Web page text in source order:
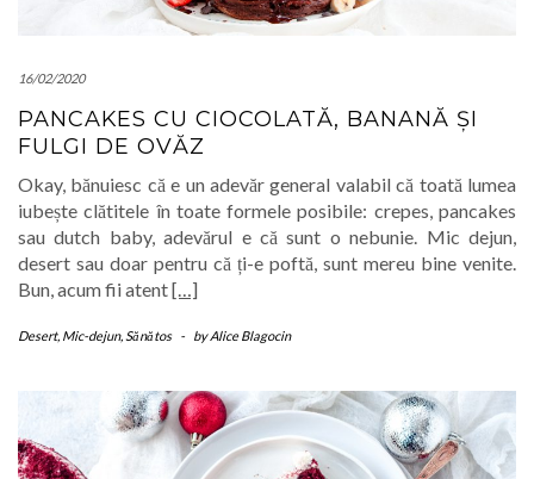
16/02/2020
PANCAKES CU CIOCOLATĂ, BANANĂ ȘI
FULGI DE OVĂZ
Okay, bănuiesc că e un adevăr general valabil că toată lumea
iubește clătitele în toate formele posibile: crepes, pancakes
sau dutch baby, adevărul e că sunt o nebunie. Mic dejun,
desert sau doar pentru că ți-e poftă, sunt mereu bine venite.
Bun, acum fii atent[…]
Desert, Mic-dejun,Sănătos - byAlice Blagocin